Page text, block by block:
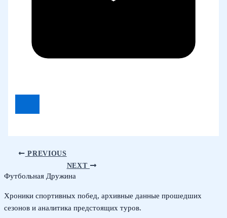
PREVIOUS
NEXT
Футбольная Дружина
Хроники спортивных побед, архивные данные прошедших
сезонов и аналитика предстоящих туров.